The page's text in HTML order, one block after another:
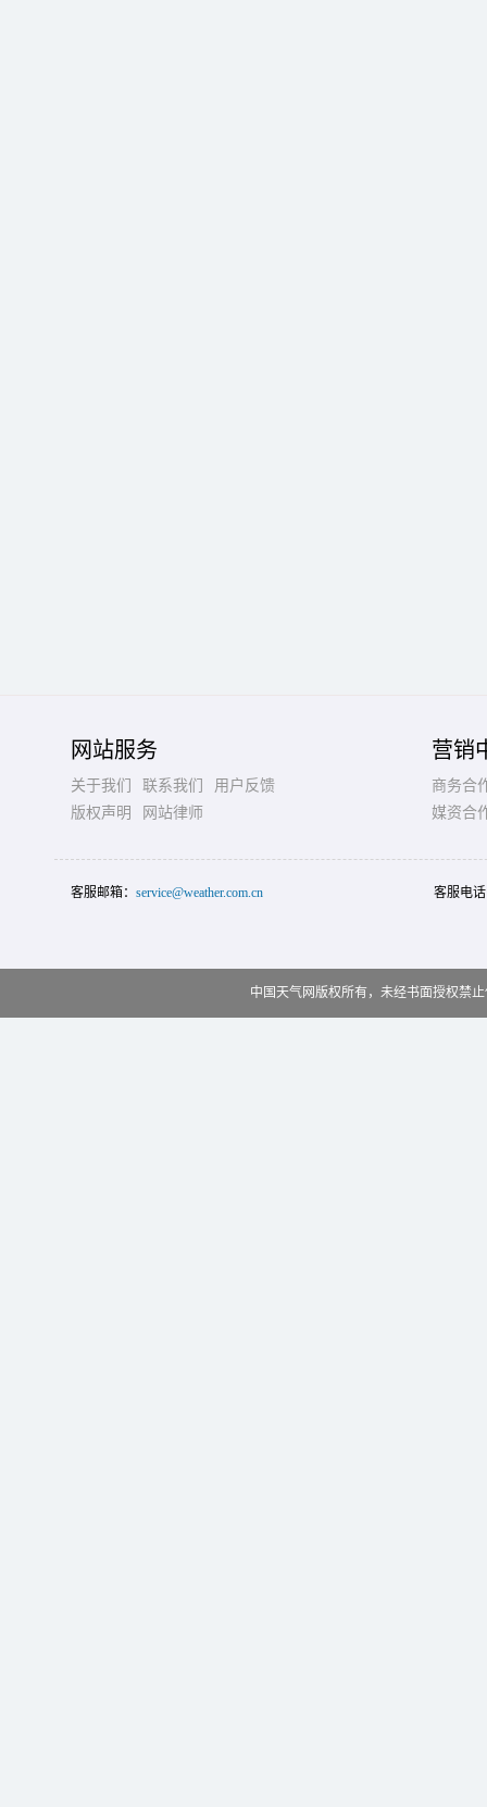
网站服务
关于我们 联系我们
用户反馈
版权声明
网站律师
营销
商务合
媒资合
客服邮箱： service@weather.com.cn 客服电
中国天气网版权所有，未经书面授权